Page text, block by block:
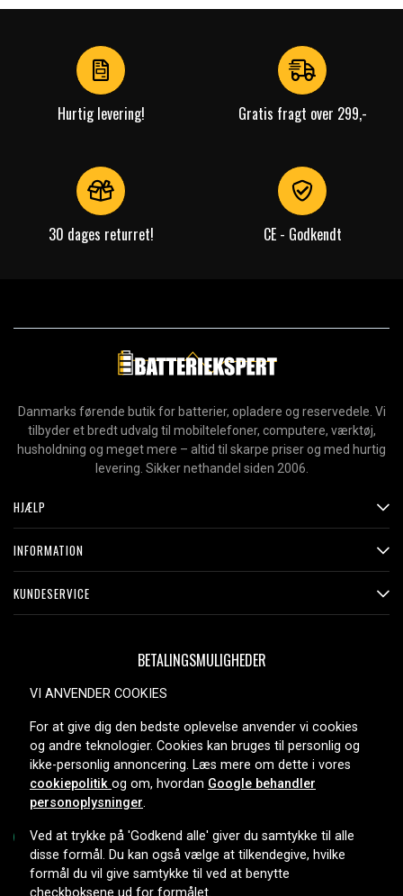
1
Hurtig levering! Gratis fragt over 299,-
30 dages returret! CE - Godkendt
Danmarks førende butik for batterier, opladere og reservedele. Vi
tilbyder et bredt udvalg til mobiltelefoner, computere, værktøj,
husholdning og meget mere – altid til skarpe priser og med hurtig
levering. Sikker nethandel siden 2006.
HJÆLP
INFORMATION
KUNDESERVICE
BETALINGSMULIGHEDER
LEVERINGSMULIGHEDER
Copyright © 2026, Spares Nordic AB
VI ANVENDER COOKIES
For at give dig den bedste oplevelse anvender vi cookies
og andre teknologier. Cookies kan bruges til personlig og
ikke-personlig annoncering. Læs mere om dette i vores
cookiepolitik og om, hvordan Google behandler
personoplysninger.
Ved at trykke på 'Godkend alle' giver du samtykke til alle
disse formål. Du kan også vælge at tilkendegive, hvilke
formål du vil give samtykke til ved at benytte
checkboksene ud for formålet.